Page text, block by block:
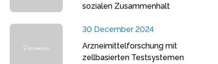
sozialen Zusammenhalt
30 December 2024
Arzneimittelforschung mit
zellbasierten Testsystemen